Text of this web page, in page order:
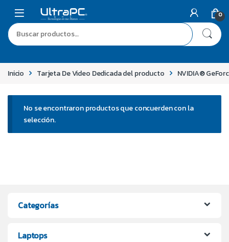
0
Inicio Tarjeta De Video Dedicada del producto NVIDIA®
No se encontraron productos que concuerden con la
selección.
Categorías
Laptops